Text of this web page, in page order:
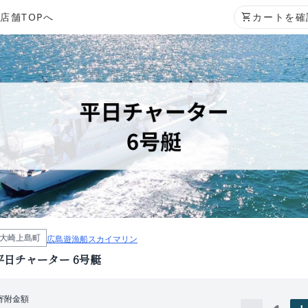
店舗TOPへ shopping_cart カートを
大崎上島町 広島遊漁船スカイマリン
日チャーター 6号艇
附金額